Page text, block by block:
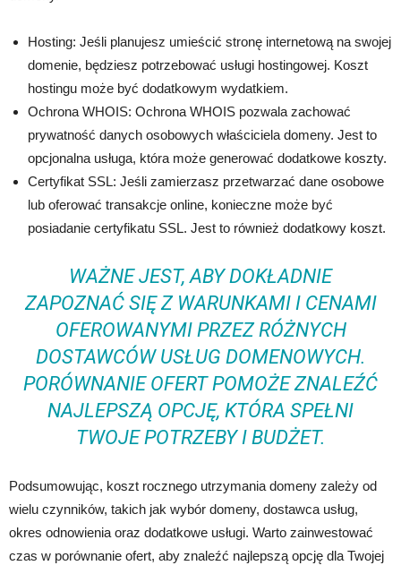
Hosting: Jeśli planujesz umieścić stronę internetową na swojej
domenie, będziesz potrzebować usługi hostingowej. Koszt
hostingu może być dodatkowym wydatkiem.
Ochrona WHOIS: Ochrona WHOIS pozwala zachować
prywatność danych osobowych właściciela domeny. Jest to
opcjonalna usługa, która może generować dodatkowe koszty.
Certyfikat SSL: Jeśli zamierzasz przetwarzać dane osobowe
lub oferować transakcje online, konieczne może być
posiadanie certyfikatu SSL. Jest to również dodatkowy koszt.
WAŻNE JEST, ABY DOKŁADNIE
ZAPOZNAĆ SIĘ Z WARUNKAMI I CENAMI
OFEROWANYMI PRZEZ RÓŻNYCH
DOSTAWCÓW USŁUG DOMENOWYCH.
PORÓWNANIE OFERT POMOŻE ZNALEŹĆ
NAJLEPSZĄ OPCJĘ, KTÓRA SPEŁNI
TWOJE POTRZEBY I BUDŻET.
Podsumowując, koszt rocznego utrzymania domeny zależy od
wielu czynników, takich jak wybór domeny, dostawca usług,
okres odnowienia oraz dodatkowe usługi. Warto zainwestować
czas w porównanie ofert, aby znaleźć najlepszą opcję dla Twojej